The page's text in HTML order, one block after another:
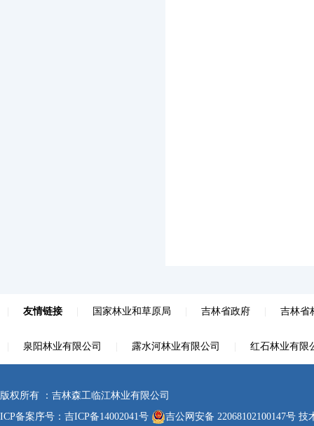
友情链接 国家林业和草原局 吉林省政府 吉林省
泉阳林业有限公司 露水河林业有限公司 红石林业有限
版权所有 ：吉林森工临江林业有限公司
ICP备案序号： 吉ICP备14002041号 吉公网安备 22068102100147号 技